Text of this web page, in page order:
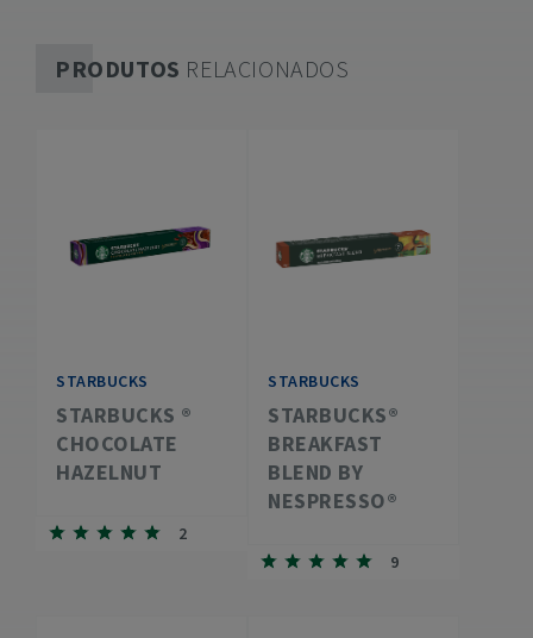
PRODUTOS RELACIONADOS
STARBUCKS
STARBUCKS ®
CHOCOLATE
HAZELNUT
2
STARBUCKS
STARBUCKS®
BREAKFAST
BLEND BY
NESPRESSO®
9